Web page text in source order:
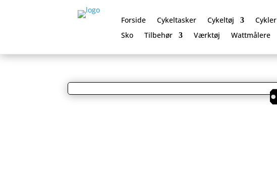
Forside Cykeltasker Cykeltøj Cykler
Sko
Tilbehør Værktøj Wattmålere